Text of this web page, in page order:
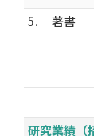
5.
著書
研究業績（